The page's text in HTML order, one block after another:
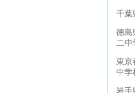
千葉
徳島
二中
東京
中学
岩手